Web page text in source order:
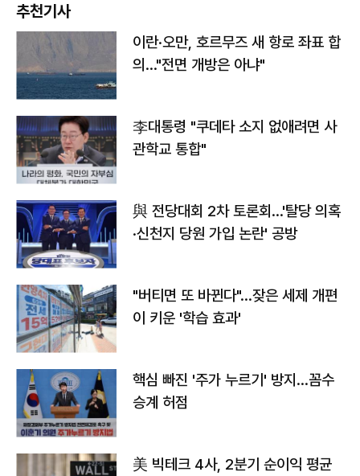
추천기사
이란·오만, 호르무즈 새 항로 좌표 합
의…"전면 개방은 아냐"
李대통령 "쿠데타 소지 없애려면 사
관학교 통합"
與 전당대회 2차 토론회…'탈당 의혹
·신천지 당원 가입 논란' 공방
"버티면 또 바뀐다"…잦은 세제 개편
이 키운 '학습 효과'
핵심 빠진 '주가 누르기' 방지…꼼수
승계 허점
美 빅테크 4사, 2분기 순이익 평균